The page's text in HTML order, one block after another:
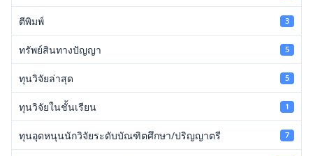
ตีพิมพ์ 3
ทรัพย์สินทางปัญญา 5
ทุนวิจัยล่าสุด 5
ทุนวิจัยในชั้นเรียน 1
ทุนอุดหนุนนักวิจัยระดับบัณฑิตศึกษา/ปริญญาตรี 7